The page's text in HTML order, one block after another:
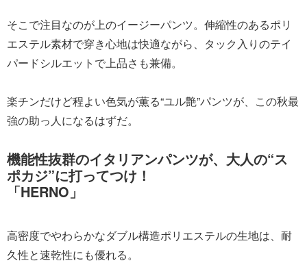
そこで注目なのが上のイージーパンツ。伸縮性のあるポリ
エステル素材で穿き心地は快適ながら、タック入りのテイ
パードシルエットで上品さも兼備。
楽チンだけど程よい色気が薫る“ユル艶”パンツが、この秋最
強の助っ人になるはずだ。
機能性抜群のイタリアンパンツが、大人の“ス
ポカジ”に打ってつけ！
「HERNO」
高密度でやわらかなダブル構造ポリエステルの生地は、耐
久性と速乾性にも優れる。